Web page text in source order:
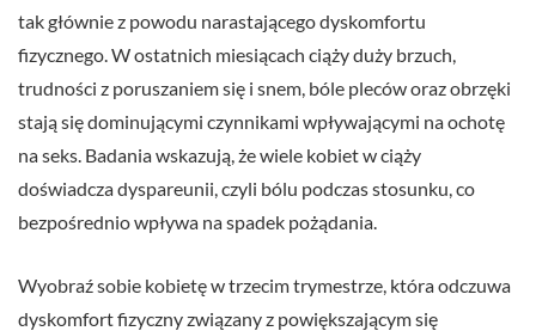
tak głównie z powodu narastającego dyskomfortu
fizycznego. W ostatnich miesiącach ciąży duży brzuch,
trudności z poruszaniem się i snem, bóle pleców oraz obrzęki
stają się dominującymi czynnikami wpływającymi na ochotę
na seks. Badania wskazują, że wiele kobiet w ciąży
doświadcza dyspareunii, czyli bólu podczas stosunku, co
bezpośrednio wpływa na spadek pożądania.
Wyobraź sobie kobietę w trzecim trymestrze, która odczuwa
dyskomfort fizyczny związany z powiększającym się